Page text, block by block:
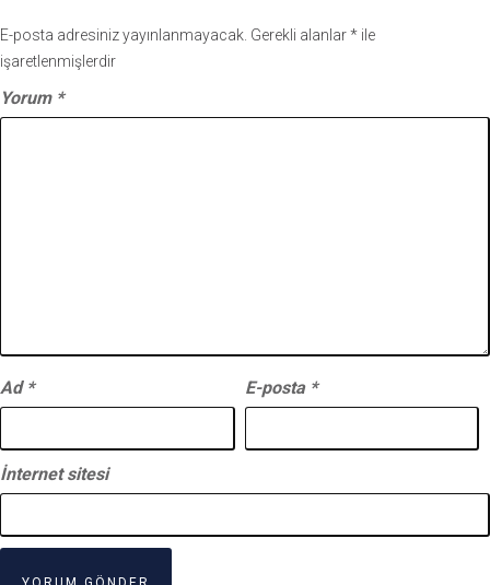
E-posta adresiniz yayınlanmayacak. Gerekli alanlar* ile
işaretlenmişlerdir
Yorum *
Ad * E-posta *
İnternet sitesi